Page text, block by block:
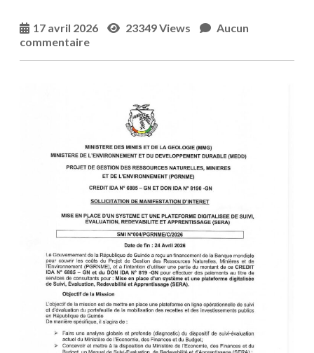
17 avril 2026 23349 Views
Aucun
commentaire